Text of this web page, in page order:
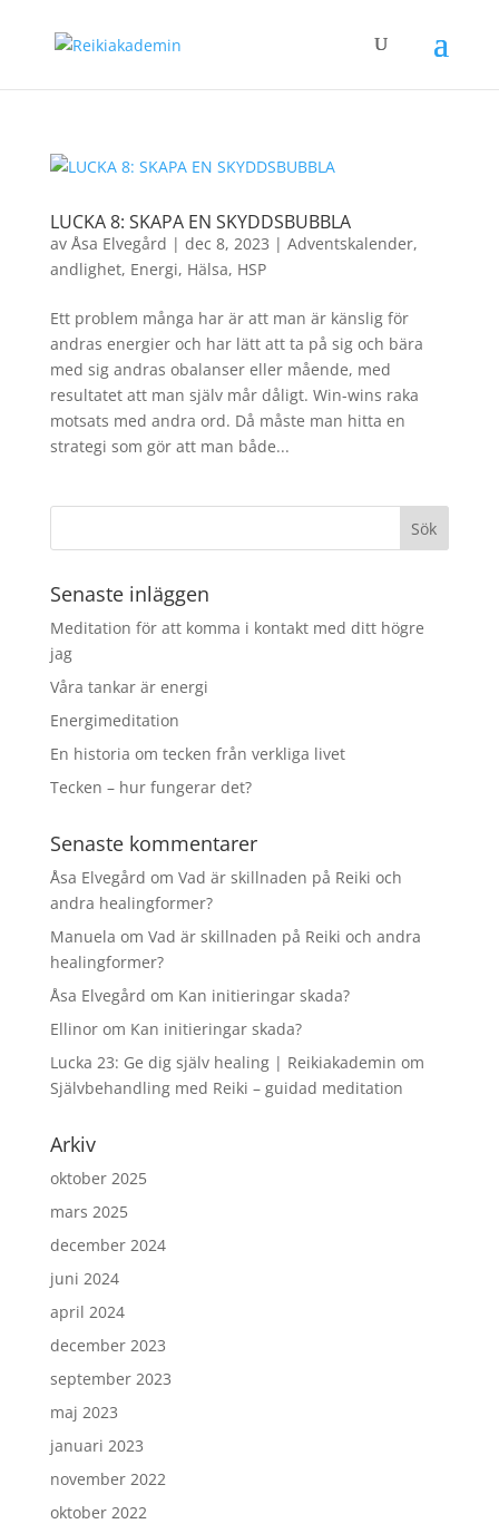
LUCKA 8: SKAPA EN SKYDDSBUBBLA
av Åsa Elvegård | dec 8, 2023 | Adventskalender,
andlighet, Energi, Hälsa, HSP
Ett problem många har är att man är känslig för
andras energier och har lätt att ta på sig och bära
med sig andras obalanser eller mående, med
resultatet att man själv mår dåligt. Win-wins raka
motsats med andra ord. Då måste man hitta en
strategi som gör att man både...
Senaste inläggen
Meditation för att komma i kontakt med ditt högre
jag
Våra tankar är energi
Energimeditation
En historia om tecken från verkliga livet
Tecken – hur fungerar det?
Senaste kommentarer
Åsa Elvegård om Vad är skillnaden på Reiki och
andra healingformer?
Manuela om Vad är skillnaden på Reiki och andra
healingformer?
Åsa Elvegård om Kan initieringar skada?
Ellinorom Kan initieringar skada?
Lucka 23: Ge dig själv healing | Reikiakademin om
Självbehandling med Reiki – guidad meditation
Arkiv
oktober 2025
mars 2025
december 2024
juni 2024
april 2024
december 2023
september 2023
maj 2023
januari 2023
november 2022
oktober 2022